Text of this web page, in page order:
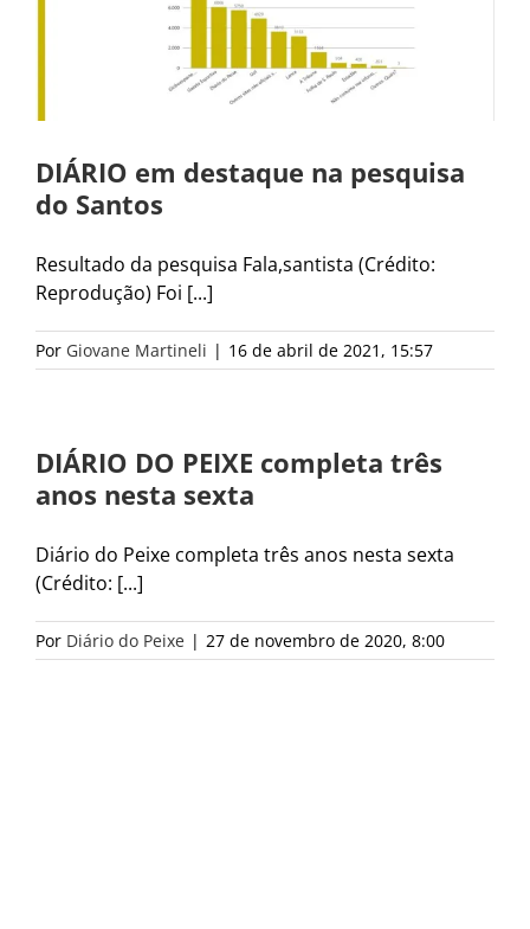
DIÁRIO em destaque na pesquisa
do Santos
Resultado da pesquisa Fala,santista (Crédito:
Reprodução) Foi [...]
Por Giovane Martineli | 16 de abril de 2021, 15:57
DIÁRIO DO PEIXE completa três
anos nesta sexta
Diário do Peixe completa três anos nesta sexta
(Crédito: [...]
Por Diário do Peixe | 27 de novembro de 2020, 8:00